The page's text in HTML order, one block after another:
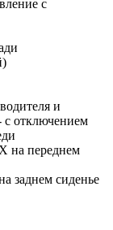
с
и
с отключением
на переднем
заднем сиденье